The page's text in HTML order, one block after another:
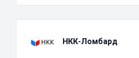
НКК-Ломбард